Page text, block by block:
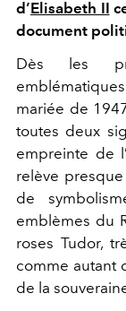
d’Elisabeth II
document
Dès les
mariée de
toutes deux
empreinte de
relève
de
emblèmes du
roses Tudor,
comme autant
de la